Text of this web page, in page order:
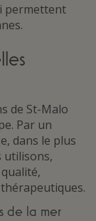
permettent
de St-Malo
Par un
dans le plus
utilisons,
de la mer